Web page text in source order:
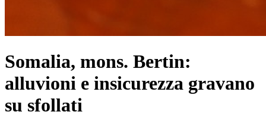
Somalia, mons. Bertin:
alluvioni e insicurezza gravano
su sfollati